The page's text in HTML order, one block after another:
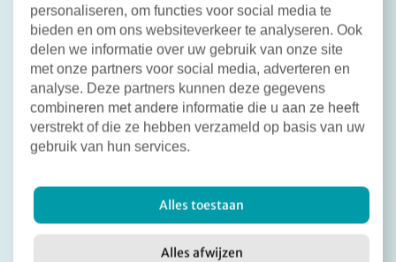
personaliseren, om functies voor social media te
bieden en om ons websiteverkeer te analyseren. Ook
delen we informatie over uw gebruik van onze site
met onze partners voor social media, adverteren en
analyse. Deze partners kunnen deze gegevens
combineren met andere informatie die u aan ze heeft
verstrekt of die ze hebben verzameld op basis van uw
gebruik van hun services.
Alles toestaan
Alles afwijzen
Lees meer over hoe wij post versturen
Deel dit bericht:
Terug naar overzicht